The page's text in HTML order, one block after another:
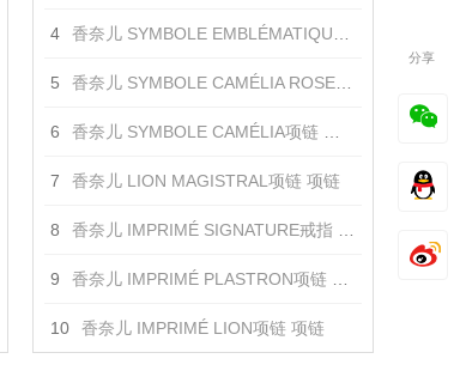
4 香奈儿 SYMBOLE EMBLÉMATIQUE蓝宝石戒指 戒指
5 香奈儿 SYMBOLE CAMÉLIA ROSE戒指 戒指
6 香奈儿 SYMBOLE CAMÉLIA项链 项链
7 香奈儿 LION MAGISTRAL项链 项链
8 香奈儿 IMPRIMÉ SIGNATURE戒指 戒指
9 香奈儿 IMPRIMÉ PLASTRON项链 项链
10 香奈儿 IMPRIMÉ LION项链 项链
分享